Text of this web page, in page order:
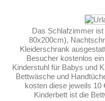
Das Schlafzimmer
80x200cm),
Kleiderschrank
Besucher kostenlos
Kinderstuhl für Babys und
Bettwäsche und
kosten diese jeweils 10
Kinderbett ist die